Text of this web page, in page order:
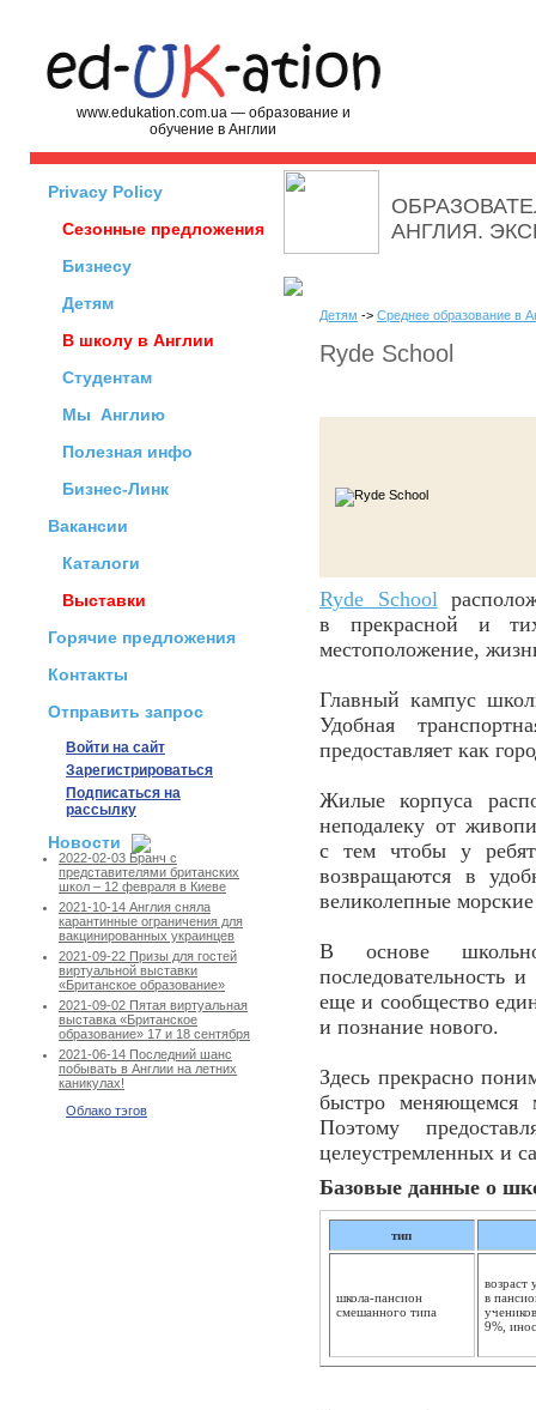
www.edukation.com.ua — образование и
обучение в Англии
Privacy Policy
Сезонные предложения
Бизнесу
Детям
В школу в Англии
Студентам
Мы Англию
Полезная инфо
Бизнес-Линк
Вакансии
Каталоги
Выставки
Горячие предложения
Контакты
Отправить запрос
Войти на сайт
Зарегистрироваться
Подписаться на
рассылку
Новости
2022-02-03 Бранч с
представителями британских
школ – 12 февраля в Киеве
2021-10-14 Англия сняла
карантинные ограничения для
вакцинированных украинцев
2021-09-22 Призы для гостей
виртуальной выставки
«Британское образование»
2021-09-02 Пятая виртуальная
выставка «Британское
образование» 17 и 18 сентября
2021-06-14 Последний шанс
побывать в Англии на летних
каникулах!
Облако тэгов
АНГЛИЯ.
Детям -> Среднее образование в
Ryde School
Ryde School
в прекрасной и
местоположение,
Главный кампус
Удобная
предоставляет как
Жилые корпуса
неподалеку от
с тем чтобы у
возвращаются в
великолепные
В основе
последовательность
еще и сообщество
и познание нового.
Здесь прекрасно
быстро меняющемся
Поэтому
целеустремленных и
Базовые данные о
тип
школа-пансион
смешанного типа
возраст
в
9%,